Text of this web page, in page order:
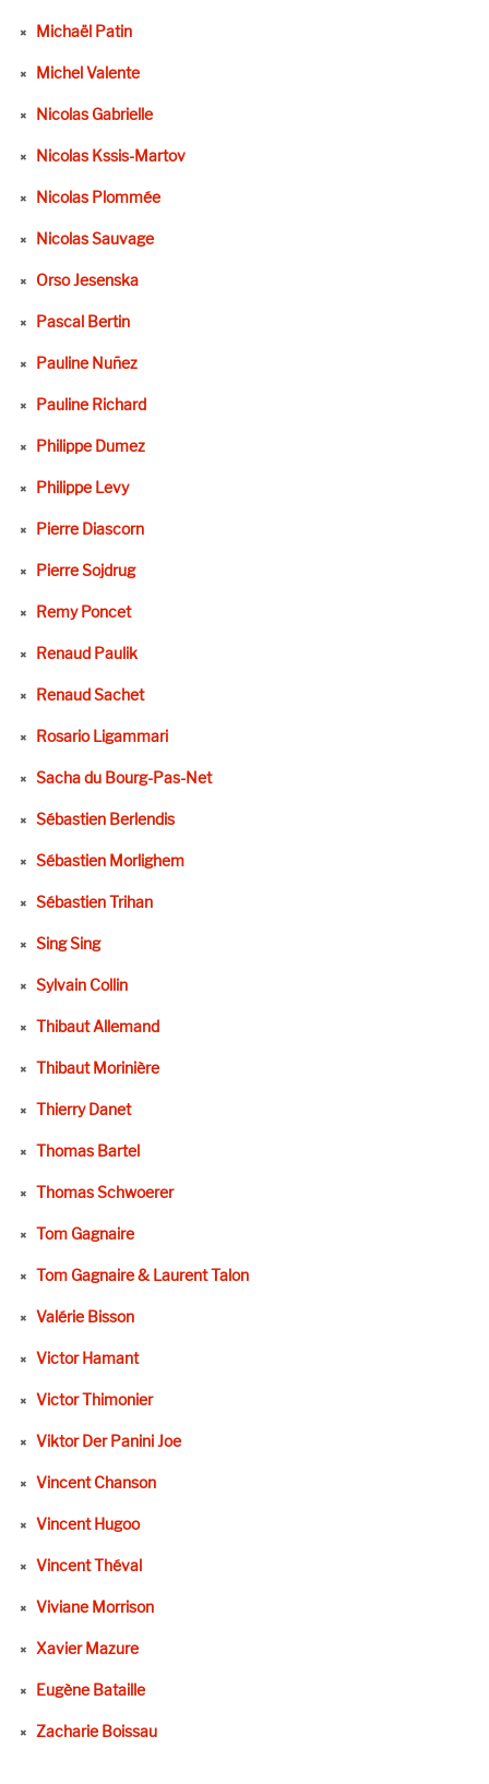
Michaël Patin
Michel Valente
Nicolas Gabrielle
Nicolas Kssis-Martov
Nicolas Plommée
Nicolas Sauvage
Orso Jesenska
Pascal Bertin
Pauline Nuñez
Pauline Richard
Philippe Dumez
Philippe Levy
Pierre Diascorn
Pierre Sojdrug
Remy Poncet
Renaud Paulik
Renaud Sachet
Rosario Ligammari
Sacha du Bourg-Pas-Net
Sébastien Berlendis
Sébastien Morlighem
Sébastien Trihan
Sing Sing
Sylvain Collin
Thibaut Allemand
Thibaut Morinière
Thierry Danet
Thomas Bartel
Thomas Schwoerer
Tom Gagnaire
Tom Gagnaire & Laurent Talon
Valérie Bisson
Victor Hamant
Victor Thimonier
Viktor Der Panini Joe
Vincent Chanson
Vincent Hugoo
Vincent Théval
Viviane Morrison
Xavier Mazure
Eugène Bataille
Zacharie Boissau